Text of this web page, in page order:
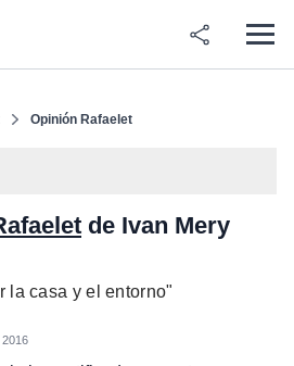
Opinión Rafaelet
de Ivan Mery
la casa y el entorno"